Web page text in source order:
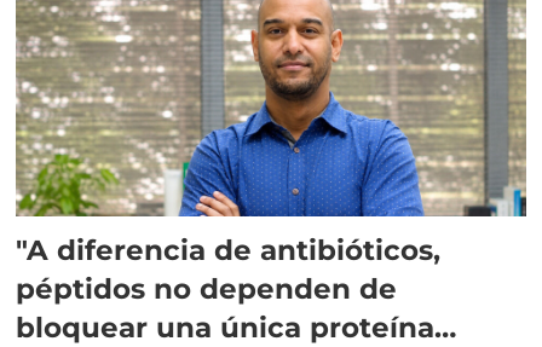
"A diferencia de antibióticos,
péptidos no dependen de
bloquear una única proteína